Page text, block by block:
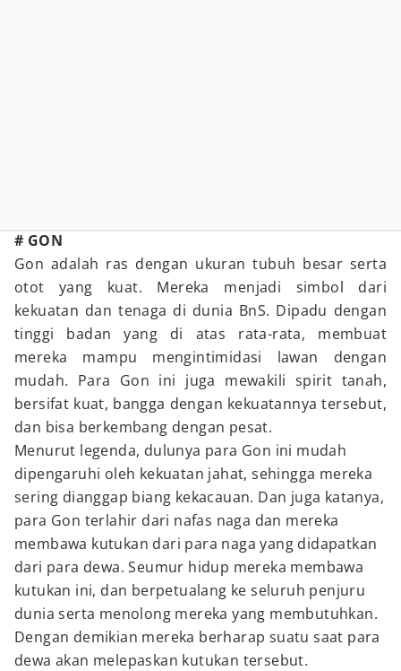
# GON
Gon adalah ras dengan ukuran tubuh besar serta
otot yang kuat. Mereka menjadi simbol dari
kekuatan dan tenaga di dunia BnS. Dipadu dengan
tinggi badan yang di atas rata-rata, membuat
mereka mampu mengintimidasi lawan dengan
mudah. Para Gon ini juga mewakili spirit tanah,
bersifat kuat, bangga dengan kekuatannya tersebut,
dan bisa berkembang dengan pesat.
Menurut legenda, dulunya para Gon ini mudah
dipengaruhi oleh kekuatan jahat, sehingga mereka
sering dianggap biang kekacauan. Dan juga katanya,
para Gon terlahir dari nafas naga dan mereka
membawa kutukan dari para naga yang didapatkan
dari para dewa. Seumur hidup mereka membawa
kutukan ini, dan berpetualang ke seluruh penjuru
dunia serta menolong mereka yang membutuhkan.
Dengan demikian mereka berharap suatu saat para
dewa akan melepaskan kutukan tersebut.